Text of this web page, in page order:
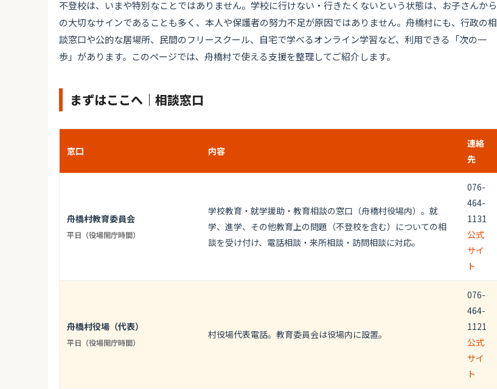
不登校は、いまや特別なことではありません。学校に行けない・行きたくないという状態は、お子さんから
の大切なサインであることも多く、本人や保護者の努力不足が原因ではありません。舟橋村にも、行政の相
談窓口や公的な居場所、民間のフリースクール、自宅で学べるオンライン学習など、利用できる「次の一
歩」があります。このページでは、舟橋村で使える支援を整理してご紹介します。
まずはここへ｜相談窓口
窓口 内容
連絡
先
舟橋村教育委員会
平日（役場開庁時間）
学校教育・就学援助・教育相談の窓口（舟橋村役場内）。就
学、進学、その他教育上の問題（不登校を含む）についての相
談を受け付け、電話相談・来所相談・訪問相談に対応。
076-
464-
1131
公式
サイ
ト
舟橋村役場（代表）
平日（役場開庁時間）
村役場代表電話。教育委員会は役場内に設置。
076-
464-
1121
公式
サイ
ト